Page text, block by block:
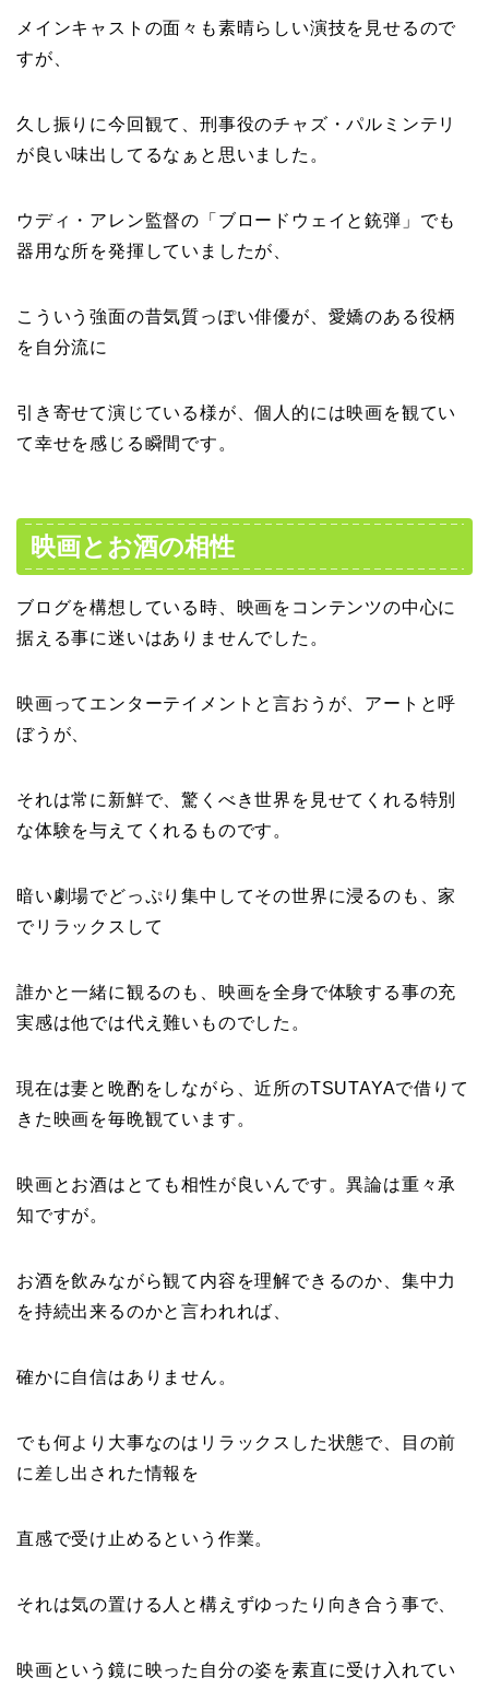
メインキャストの面々も素晴らしい演技を見せるので
すが、
久し振りに今回観て、刑事役のチャズ・パルミンテリ
が良い味出してるなぁと思いました。
ウディ・アレン監督の「ブロードウェイと銃弾」でも
器用な所を発揮していましたが、
こういう強面の昔気質っぽい俳優が、愛嬌のある役柄
を自分流に
引き寄せて演じている様が、個人的には映画を観てい
て幸せを感じる瞬間です。
映画とお酒の相性
ブログを構想している時、映画をコンテンツの中心に
据える事に迷いはありませんでした。
映画ってエンターテイメントと言おうが、アートと呼
ぼうが、
それは常に新鮮で、驚くべき世界を見せてくれる特別
な体験を与えてくれるものです。
暗い劇場でどっぷり集中してその世界に浸るのも、家
でリラックスして
誰かと一緒に観るのも、映画を全身で体験する事の充
実感は他では代え難いものでした。
現在は妻と晩酌をしながら、近所のTSUTAYAで借りて
きた映画を毎晩観ています。
映画とお酒はとても相性が良いんです。異論は重々承
知ですが。
お酒を飲みながら観て内容を理解できるのか、集中力
を持続出来るのかと言われれば、
確かに自信はありません。
でも何より大事なのはリラックスした状態で、目の前
に差し出された情報を
直感で受け止めるという作業。
それは気の置ける人と構えずゆったり向き合う事で、
映画という鏡に映った自分の姿を素直に受け入れてい